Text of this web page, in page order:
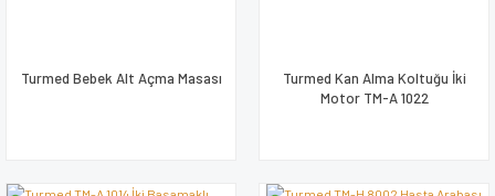
Turmed Bebek Alt Açma Masası
Turmed Kan Alma Koltuğu İki
Motor TM-A 1022